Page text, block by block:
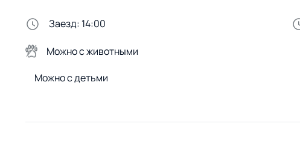
Заезд: 14:00
Можно с животными
Можно с детьми